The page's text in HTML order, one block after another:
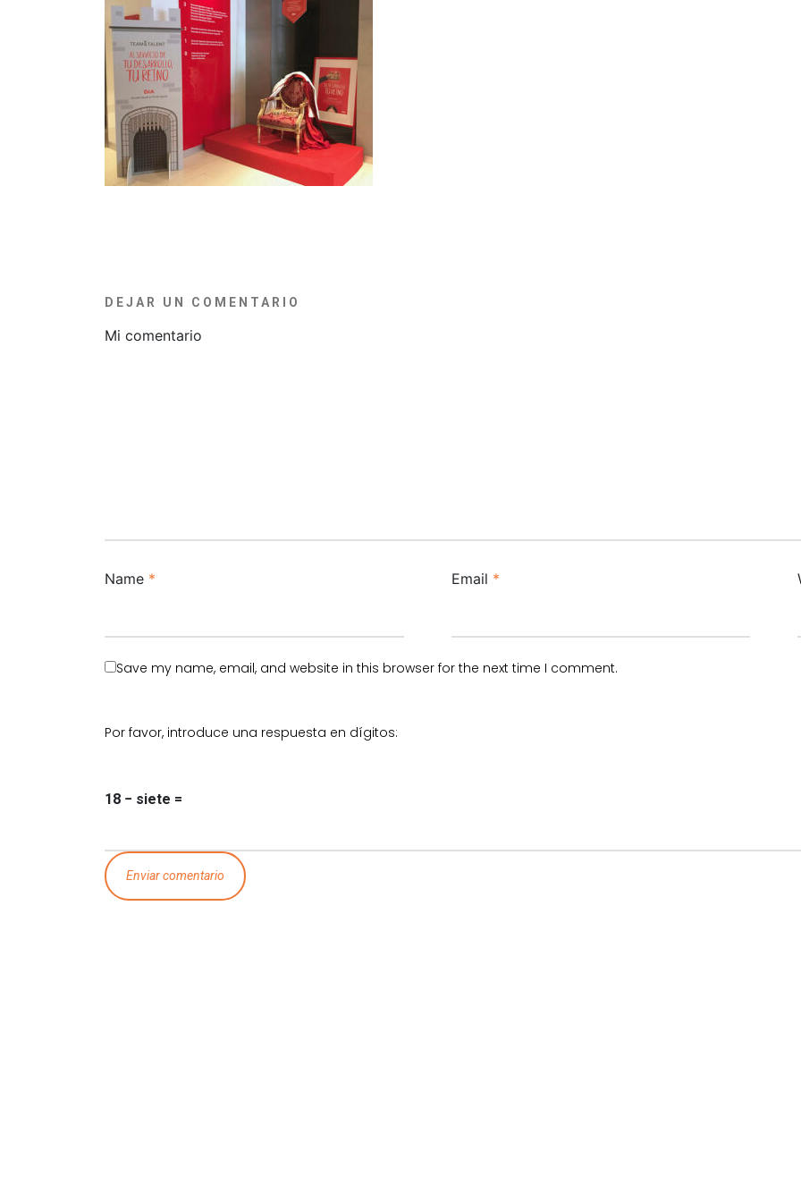
DEJAR UN COMENTARIO
Mi comentario
Name * Email *
Save my name, email, and website in this browser for the next time I comment.
Por favor, introduce una respuesta en dígitos:
18 − siete =